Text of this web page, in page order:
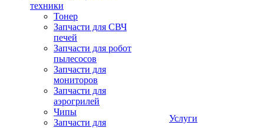
техники
Тонер
Запчасти для СВЧ
печей
Запчасти для робот
пылесосов
Запчасти для
мониторов
Запчасти для
аэрогрилей
Чипы
Запчасти для
Услуги